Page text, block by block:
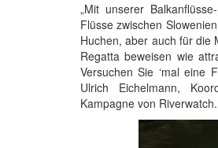
„Mit unserer
Flüsse zwischen
Huchen, aber auch für die
Regatta beweisen wie
Versuchen Sie ‘mal eine
Ulrich Eichelmann,
Kampagne von Riverwatch.